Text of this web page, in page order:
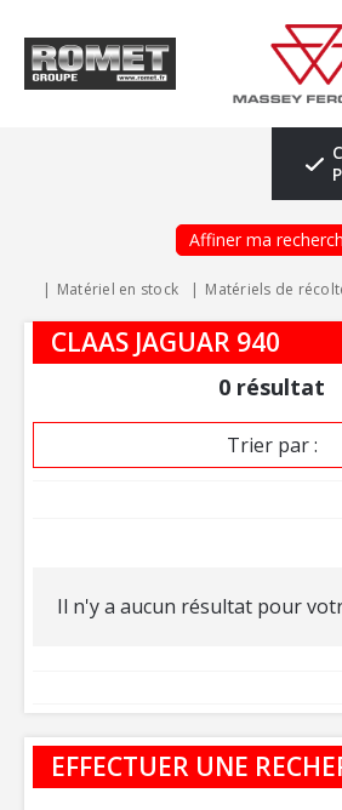
Affiner ma
Matériel en stock Matériels de
CLAAS JAGUAR 940
0 résultat
Trier par :
Il n'y a aucun résultat pour
EFFECTUER UNE